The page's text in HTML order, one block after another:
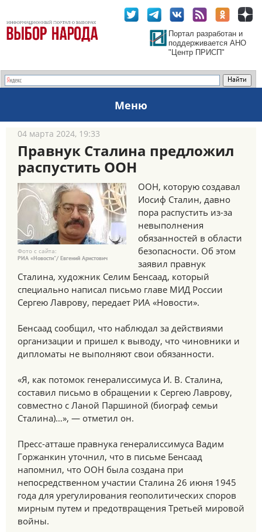
Портал разработан и
поддерживается АНО
"Центр ПРИСП"
Меню
04 марта 2024, 19:33
Правнук Сталина предложил
распустить ООН
Фото с сайта:
РИА «Новости"/ Евгений Аристович
ООН, которую создавал
Иосиф Сталин, давно
пора распустить из-за
невыполнения
обязанностей в области
безопасности. Об этом
заявил правнук
Сталина, художник Селим Бенсаад, который
специально написал письмо главе МИД России
Сергею Лаврову, передает РИА «Новости».
Бенсаад сообщил, что наблюдал за действиями
организации и пришел к выводу, что чиновники и
дипломаты не выполняют свои обязанности.
«Я, как потомок генералиссимуса И. В. Сталина,
составил письмо в обращении к Сергею Лаврову,
совместно с Ланой Паршиной (биограф семьи
Сталина)…», — отметил он.
Пресс-атташе правнука генералиссимуса Вадим
Горжанкин уточнил, что в письме Бенсаад
напомнил, что ООН была создана при
непосредственном участии Сталина 26 июня 1945
года для урегулирования геополитических споров
мирным путем и предотвращения Третьей мировой
войны.